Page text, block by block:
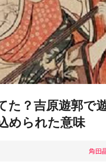
た？吉原遊郭で
められた意味
角田